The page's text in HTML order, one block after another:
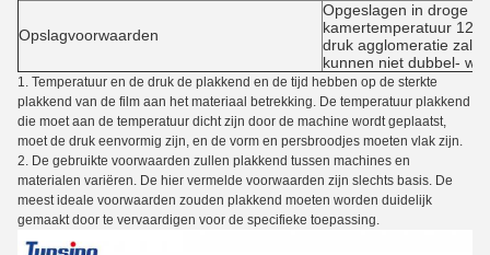
Opslagvoorwaarden
Opgeslagen in droge
kamertemperatuur 12
druk agglomeratie zal
kunnen niet dubbel-
1. Temperatuur en de druk de plakkend en de tijd hebben op de sterkte
plakkend van de film aan het materiaal betrekking. De temperatuur plakkend
die moet aan de temperatuur dicht zijn door de machine wordt geplaatst,
moet de druk eenvormig zijn, en de vorm en persbroodjes moeten vlak zijn.
2. De gebruikte voorwaarden zullen plakkend tussen machines en
materialen variëren. De hier vermelde voorwaarden zijn slechts basis. De
meest ideale voorwaarden zouden plakkend moeten worden duidelijk
gemaakt door te vervaardigen voor de specifieke toepassing.